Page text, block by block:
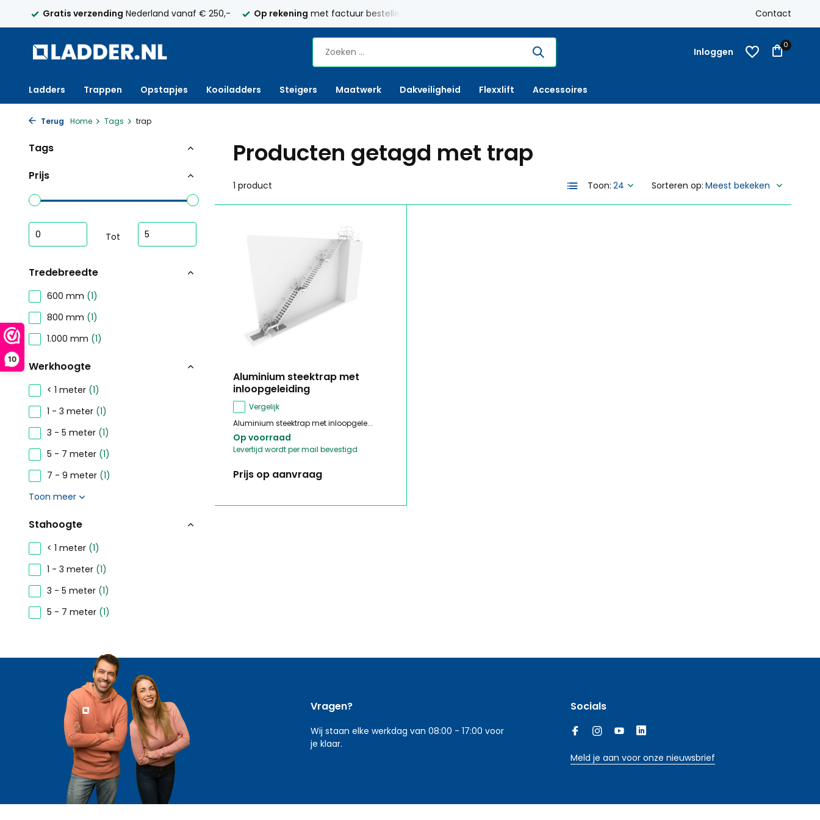
10
Gratis verzending Nederland vanaf € 250,- Op rekening met factuur bestellen mogelijk Nederland vanaf € 250,- Op
Contact
Inloggen
0
Ladders Trappen Opstapjes Kooiladders Steigers Maatwerk Dakveiligheid Flexxlift Accessoires
Terug Home Tags trap
Tags
Prijs
Tot
Tredebreedte
600 mm (1)
800 mm (1)
1.000 mm (1)
Werkhoogte
< 1 meter (1)
1 - 3 meter (1)
3 - 5 meter (1)
5 - 7 meter (1)
7 - 9 meter (1)
Toon meer
Stahoogte
< 1 meter (1)
1 - 3 meter (1)
3 - 5 meter (1)
5 - 7 meter (1)
Producten getagd met trap
1 product Toon: Sorteren op:
Aluminium steektrap met
inloopgeleiding
Vergelijk
Aluminium steektrap met inloopgele...
Op voorraad
Levertijd wordt per mail bevestigd
Prijs op aanvraag
Vragen?
Wij staan elke werkdag van 08:00 - 17:00 voor
je klaar.
Socials
Meld je aan voor onze nieuwsbrief